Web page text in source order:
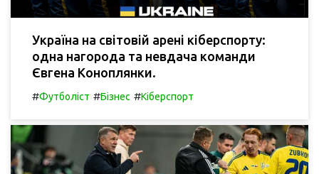
Україна на світовій арені кіберспорту:
одна нагорода та невдача команди
Євгена Коноплянки.
#Футболіст #Бізнес #Кіберспорт